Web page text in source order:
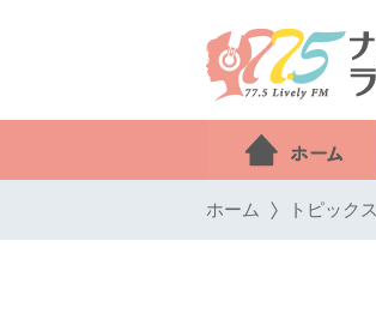
ホーム トピックス